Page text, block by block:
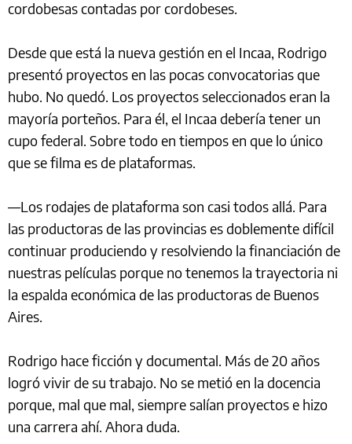
cordobesas contadas por cordobeses.
Desde que está la nueva gestión en el Incaa, Rodrigo
presentó proyectos en las pocas convocatorias que
hubo. No quedó. Los proyectos seleccionados eran la
mayoría porteños. Para él, el Incaa debería tener un
cupo federal. Sobre todo en tiempos en que lo único
que se filma es de plataformas.
—Los rodajes de plataforma son casi todos allá. Para
las productoras de las provincias es doblemente difícil
continuar produciendo y resolviendo la financiación de
nuestras películas porque no tenemos la trayectoria ni
la espalda económica de las productoras de Buenos
Aires.
Rodrigo hace ficción y documental. Más de 20 años
logró vivir de su trabajo. No se metió en la docencia
porque, mal que mal, siempre salían proyectos e hizo
una carrera ahí. Ahora duda.